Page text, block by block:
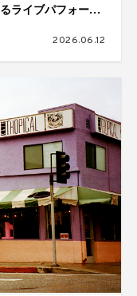
ライブパフォーマ
2026.06.12